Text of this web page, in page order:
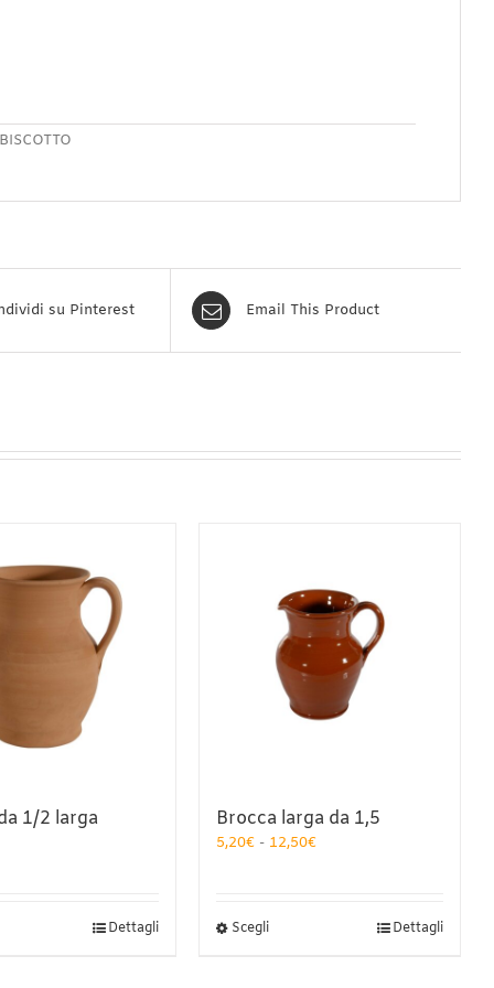
su Pinterest Email This Product
1/2 larga
Dettagli
Brocca larga da 1,5
5,20€ - 12,50€
ScegliQuesto
Dettagli